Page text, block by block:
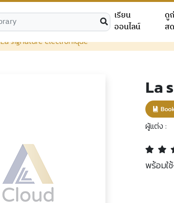
เรียน
ออนไลน์
ดู
สด
La signature electronique
La
ผู้แต่ง :
พร้อมใ